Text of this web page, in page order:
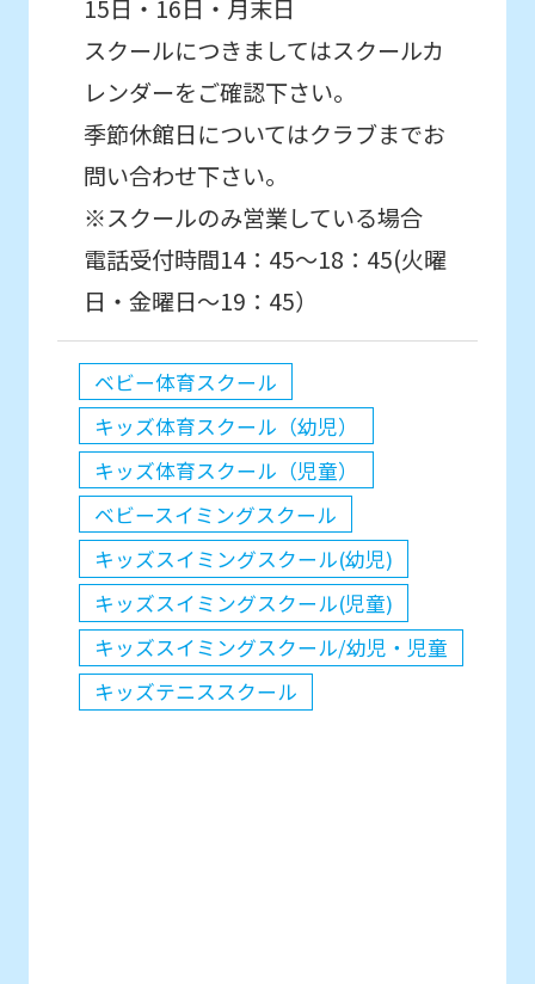
15日・16日・月末日
スクールにつきましてはスクールカ
レンダーをご確認下さい。
季節休館日についてはクラブまでお
問い合わせ下さい。
※スクールのみ営業している場合
電話受付時間14：45～18：45(火曜
日・金曜日～19：45）
ベビー体育スクール
キッズ体育スクール（幼児）
キッズ体育スクール（児童）
ベビースイミングスクール
キッズスイミングスクール(幼児)
キッズスイミングスクール(児童)
キッズスイミングスクール/幼児・児童
キッズテニススクール